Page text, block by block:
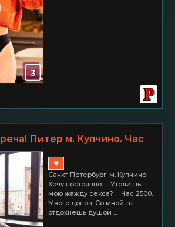
3
Питер м. Купчино. Час
♥
Санкт-Петербург. м. Купчино. .
Хочу постоянно. . . Утолишь
мою жажду секса? . . Час 2500.
Много допов. Со мной ты
отдохнёшь душой ...